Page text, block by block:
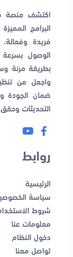
اكتشف منصة
البرامج
فريدة
الوصول بسرعة
بطريقة مرنة
واجعل من
ضمان الجودة
التحديثات
روابط
الرئيسية
سياسة
شروط
معلومات عنا
دخول النظام
تواصل معنا